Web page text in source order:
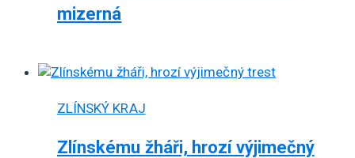
mizerná
ZLÍNSKÝ KRAJ
Zlínskému žháři, hrozí výjimečný